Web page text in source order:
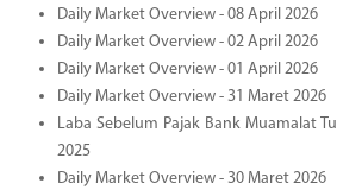
Daily Market Overview - 08 April 2026
Daily Market Overview - 02 April 2026
Daily Market Overview - 01 April 2026
Daily Market Overview - 31 Maret 2026
Laba Sebelum Pajak Bank Muamalat
2025
Daily Market Overview - 30 Maret 2026